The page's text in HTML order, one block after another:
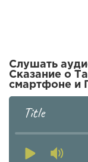
Слушать
Сказание о
смартфоне и
Title